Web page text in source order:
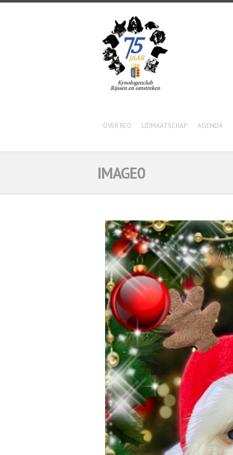
OVER REO LIDMAATSCHAP AGENDA
IMAGE0